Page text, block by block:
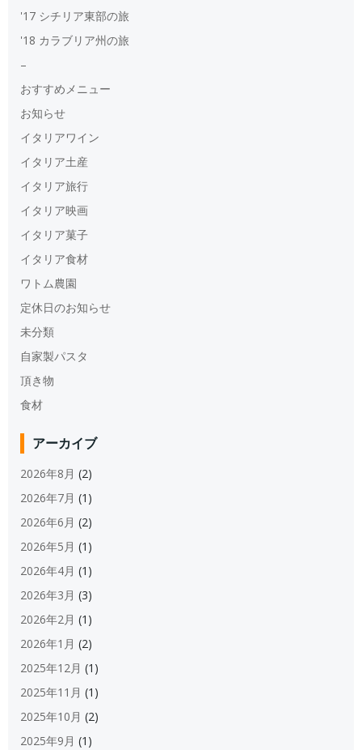
'17 シチリア東部の旅
'18 カラブリア州の旅
–
おすすめメニュー
お知らせ
イタリアワイン
イタリア土産
イタリア旅行
イタリア映画
イタリア菓子
イタリア食材
ワトム農園
定休日のお知らせ
未分類
自家製パスタ
頂き物
食材
アーカイブ
2026年8月 (2)
2026年7月 (1)
2026年6月 (2)
2026年5月 (1)
2026年4月 (1)
2026年3月 (3)
2026年2月 (1)
2026年1月 (2)
2025年12月 (1)
2025年11月 (1)
2025年10月 (2)
2025年9月 (1)